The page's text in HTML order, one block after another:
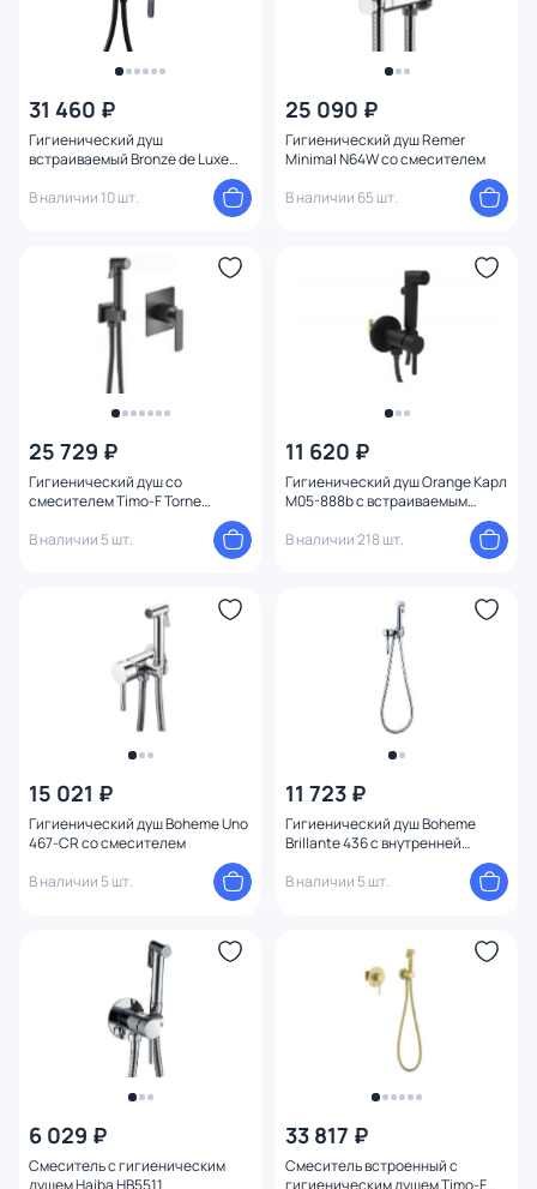
31 460 ₽
Гигиенический душ
встраиваемый Bronze de Luxe
смесителем, черный матовый
В наличии 10 шт.
25 090 ₽
Гигиенический душ Remer
Minimal N64W со смесителем
В наличии 65 шт.
25 729 ₽
Гигиенический душ со
смесителем Timo-F Torne
4389/03SM с внутренней частью
В наличии 5 шт.
11 620 ₽
Гигиенический душ Orange Карл
M05-888b с встраиваемым
В наличии 218 шт.
15 021 ₽
Гигиенический душ Boheme Uno
467-CR со смесителем
В наличии 5 шт.
11 723 ₽
Гигиенический душ Boheme
Brillante 436 с внутренней
В наличии 5 шт.
6 029 ₽
Смеситель с гигиеническим
душем Haiba HB5511
33 817 ₽
Смеситель встроенный с
гигиеническим душем Timo-F